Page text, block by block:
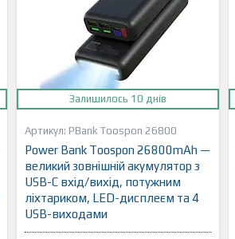
Залишилось 10 днів
PBank Toospon 26800
Power Bank Toospon 26800mAh —
великий зовнішній акумулятор з
USB-C вхід/вихід, потужним
ліхтариком, LED-дисплеєм та 4
USB-виходами